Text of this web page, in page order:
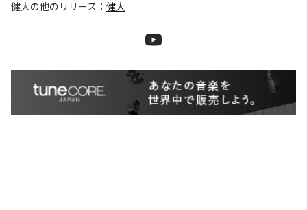
健大の他のリリース： 健大